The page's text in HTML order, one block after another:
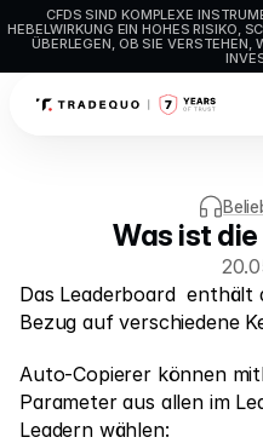
CFDS SIND KOMPLEXE
HEBELWIRKUNG EIN HOHES RISIKO,
ÜBERLEGEN, OB SIE VERSTEHEN,
MetaTrader5
MetaTrader4
Social Trading
Einzahlungen &
Kontotypen
Was ist
Das Leaderboard
Bezug auf verschiedene
Auto-Copierer können
Parameter aus allen im
Leadern wählen: